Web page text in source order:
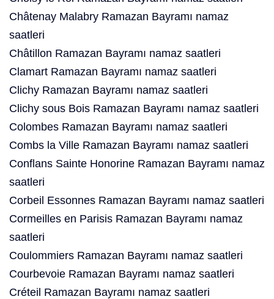
Châtenay Malabry Ramazan Bayramı namaz
saatleri
Châtillon Ramazan Bayramı namaz saatleri
Clamart Ramazan Bayramı namaz saatleri
Clichy Ramazan Bayramı namaz saatleri
Clichy sous Bois Ramazan Bayramı namaz saatleri
Colombes Ramazan Bayramı namaz saatleri
Combs la Ville Ramazan Bayramı namaz saatleri
Conflans Sainte Honorine Ramazan Bayramı namaz
saatleri
Corbeil Essonnes Ramazan Bayramı namaz saatleri
Cormeilles en Parisis Ramazan Bayramı namaz
saatleri
Coulommiers Ramazan Bayramı namaz saatleri
Courbevoie Ramazan Bayramı namaz saatleri
Créteil Ramazan Bayramı namaz saatleri